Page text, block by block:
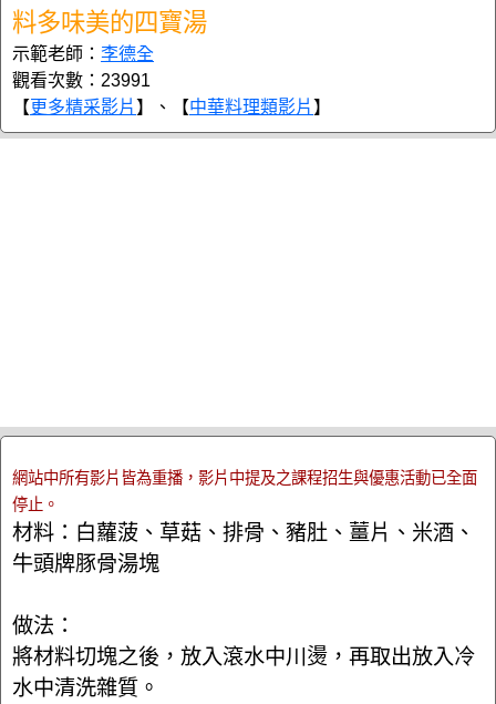
料多味美的四寶湯
示範老師： 李德全
觀看次數：23991
【更多精采影片 】、【中華料理類影片 】
網站中所有影片皆為重播，影片中提及之課程招生與優惠活動已全面
停止。
材料：白蘿菠、草菇、排骨、豬肚、薑片、米酒、
牛頭牌豚骨湯塊
做法：
將材料切塊之後，放入滾水中川燙，再取出放入冷
水中清洗雜質。